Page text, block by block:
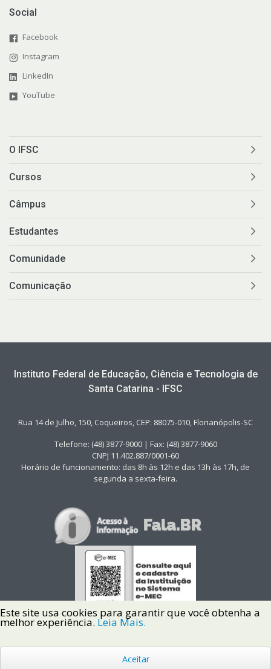
Social
Facebook
Instagram
LinkedIn
YouTube
O IFSC
Cursos
Câmpus
Estudantes
Comunidade
Comunicação
Instituto Federal de Educação, Ciência e Tecnologia de
Santa Catarina - IFSC
Rua 14 de Julho, 150, Coqueiros, CEP: 88075-010, Florianópolis-SC
Telefone: (48) 3877-9000 | Fax: (48) 3877-9060
CNPJ 11.402.887/0001-60
Horário de funcionamento: das 8h às 12h e das 13h às 17h, de
segunda a sexta-feira.
Copyright © 2022 Instituto Federal de Santa Catarina IFSC
Este site usa cookies para garantir que você obtenha a
melhor experiência. Leia Mais.
Aceitar